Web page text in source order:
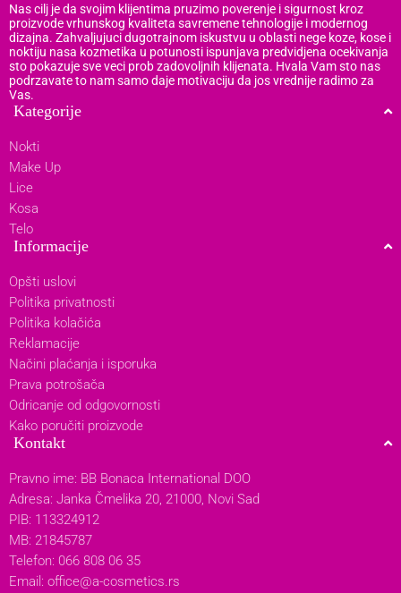
Nas cilj je da svojim klijentima pruzimo poverenje i sigurnost kroz
proizvode vrhunskog kvaliteta savremene tehnologije i modernog
dizajna. Zahvaljujuci dugotrajnom iskustvu u oblasti nege koze, kose i
noktiju nasa kozmetika u potunosti ispunjava predvidjena ocekivanja
sto pokazuje sve veci prob zadovoljnih klijenata. Hvala Vam sto nas
podrzavate to nam samo daje motivaciju da jos vrednije radimo za
Vas.
Kategorije
Nokti
Make Up
Lice
Kosa
Telo
Informacije
Opšti uslovi
Politika privatnosti
Politika kolačića
Reklamacije
Načini plaćanja i isporuka
Prava potrošača
Odricanje od odgovornosti
Kako poručiti proizvode
Kontakt
Pravno ime: BB Bonaca International DOO
Adresa: Janka Čmelika 20, 21000, Novi Sad
PIB: 113324912
MB: 21845787
Telefon: 066 808 06 35
Email: office@a-cosmetics.rs